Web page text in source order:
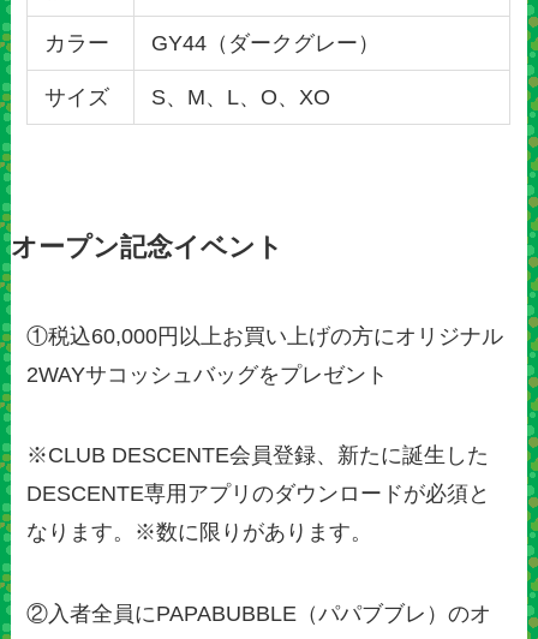
カラー GY44（ダークグレー）
サイズ S、M、L、O、XO
オープン記念イベント
①税込60,000円以上お買い上げの方にオリジナル
2WAYサコッシュバッグをプレゼント
※CLUB DESCENTE会員登録、新たに誕生した
DESCENTE専用アプリのダウンロードが必須と
なります。※数に限りがあります。
②入者全員にPAPABUBBLE（パパブブレ）のオ